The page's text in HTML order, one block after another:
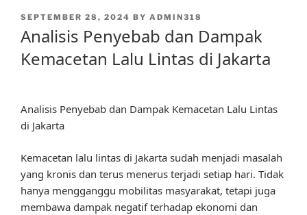
POSTED
SEPTEMBER 28, 2024 BY ADMIN318
Analisis Penyebab dan Dampak
Kemacetan Lalu Lintas di Jakarta
Analisis Penyebab dan Dampak Kemacetan Lalu Lintas
di Jakarta
Kemacetan lalu lintas di Jakarta sudah menjadi masalah
yang kronis dan terus menerus terjadi setiap hari. Tidak
hanya mengganggu mobilitas masyarakat, tetapi juga
membawa dampak negatif terhadap ekonomi dan